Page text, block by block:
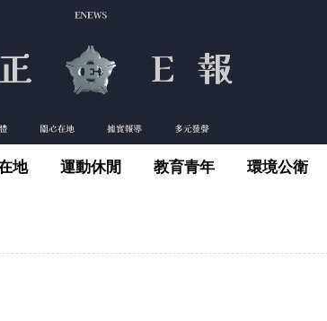
地 運動休閒 教育青年 環境公衛